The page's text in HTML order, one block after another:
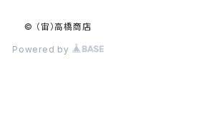
© （宙）高橋商店
Powered by